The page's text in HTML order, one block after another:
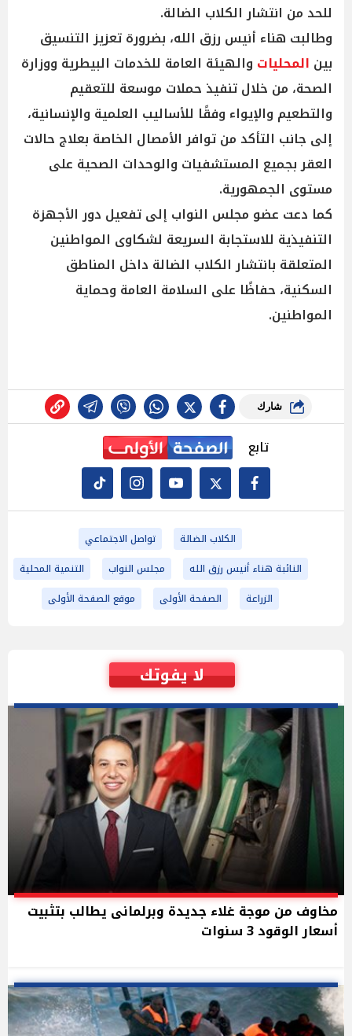
للحد من انتشار الكلاب الضالة.
وطالبت هناء أنيس رزق الله، بضرورة تعزيز التنسيق
بين المحليات والهيئة العامة للخدمات البيطرية ووزارة
الصحة، من خلال تنفيذ حملات موسعة للتعقيم
والتطعيم والإيواء وفقًا للأساليب العلمية والإنسانية،
إلى جانب التأكد من توافر الأمصال الخاصة بعلاج حالات
العقر بجميع المستشفيات والوحدات الصحية على
مستوى الجمهورية.
كما دعت عضو مجلس النواب إلى تفعيل دور الأجهزة
التنفيذية للاستجابة السريعة لشكاوى المواطنين
المتعلقة بانتشار الكلاب الضالة داخل المناطق
السكنية، حفاظًا على السلامة العامة وحماية
المواطنين.
شارك
تابع
الكلاب الضالة
تواصل الاجتماعي
النائبة هناء أنيس رزق الله
مجلس النواب
التنمية المحلية
الزراعة
الصفحة الأولى موقع الصفحة الأولى
لا يفوتك
مخاوف من موجة غلاء جديدة وبرلمانى يطالب بتثبيت
أسعار الوقود 3 سنوات